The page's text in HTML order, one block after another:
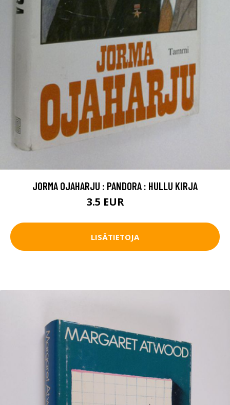
JORMA OJAHARJU : PANDORA : HULLU KIRJA
3.5 EUR
LISÄTIETOJA